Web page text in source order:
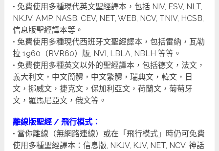
• 免費使用多種現代英文聖經譯本，包括 NIV, ESV, NLT,
NKJV, AMP, NASB, CEV, NET, WEB, NCV, TNIV, HCSB,
信息版聖經譯本等。
• 免費使用多種現代西班牙文聖經譯本，包括雷納，瓦勒
拉 1960（RVR60）版, NVI, LBLA, NBLH 等等。
• 免費使用多種英文以外的聖經譯本，包括德文，法文，
義大利文，中文簡體，中文繁體，瑞典文，韓文，日
文，挪威文，捷克文，保加利亞文，荷蘭文，葡萄牙
文，羅馬尼亞文，俄文等。
離線版聖經 / 飛行模式：
• 當你離線（無網路連線）或在「飛行模式」時仍可免費
使用多種聖經譯本：信息版, NKJV, KJV, NET, NCV, 神話